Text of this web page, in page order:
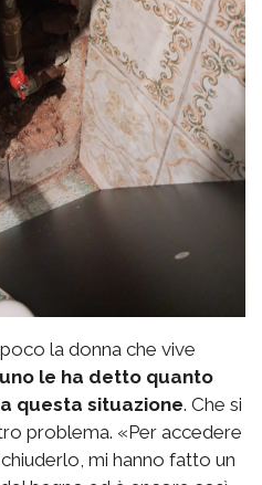
la donna che vive
le ha detto quanto
questa situazione. Che si
problema. «Per accedere
mi hanno fatto un